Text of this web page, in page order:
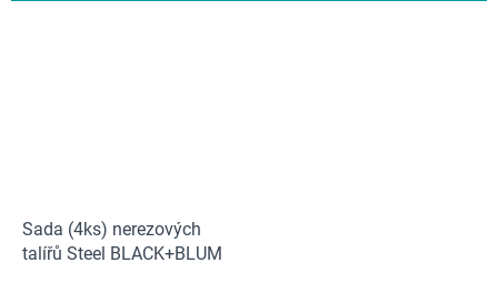
Sada (4ks) nerezových
talířů Steel BLACK+BLUM